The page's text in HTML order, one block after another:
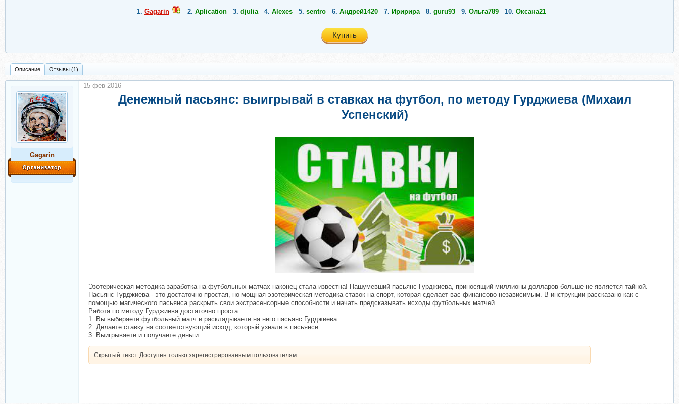
1. Gagarin 2. Aplication 3. djulia 4. Alexes 5. sentro 6. Андрей1420 7. Иририра 8. guru93 9. Ольга789 10. Оксана21
Купить
Описание Отзывы (1)
Gagarin
Денежный пасьянс: выигрывай в ставках на футбол, по методу Гурджиева (Михаил
Успенский)
Эзотерическая методика заработка на футбольных матчах наконец стала известна! Нашумевший пасьянс Гурджиева, приносящий миллионы долларов больше не является тайной.
Пасьянс Гурджиева - это достаточно простая, но мощная эзотерическая методика ставок на спорт, которая сделает вас финансово независимым. В инструкции рассказано как с
помощью магического пасьянса раскрыть свои экстрасенсорные способности и начать предсказывать исходы футбольных матчей.
Работа по методу Гурджиева достаточно проста:
1. Вы выбираете футбольный матч и раскладываете на него пасьянс Гурджиева.
2. Делаете ставку на соответствующий исход, который узнали в пасьянсе.
3. Выигрываете и получаете деньги.
Скрытый текст. Доступен только зарегистрированным пользователям.
15 фев 2016